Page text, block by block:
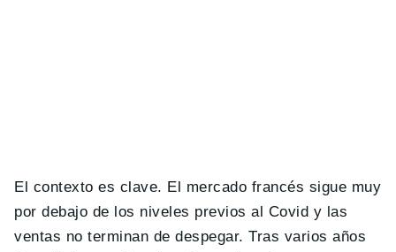
El contexto es clave. El mercado francés sigue muy
por debajo de los niveles previos al Covid y las
ventas no terminan de despegar. Tras varios años